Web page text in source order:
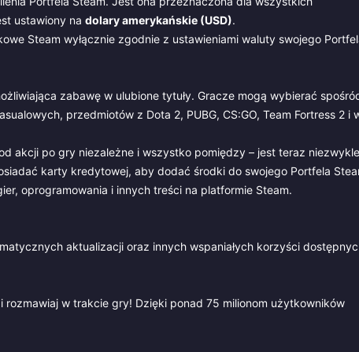
ustawiony na dolary amerykańskie (USD).
Steam wyłącznie zgodnie z ustawieniami waluty swojego
zabawę w ulubione tytuły. Gracze mogą wybierać
przedmiotów z Dota 2, PUBG, CS:GO, Team Fortress 2 i
akcji po gry niezależne i wszystko pomiędzy – jest teraz niezwykle
karty kredytowej, aby dodać środki do swojego Portfela
oprogramowania i innych treści na platformie Steam.
aktualizacji oraz innych wspaniałych korzyści
w trakcie gry! Dzięki ponad 75 milionom użytkowników